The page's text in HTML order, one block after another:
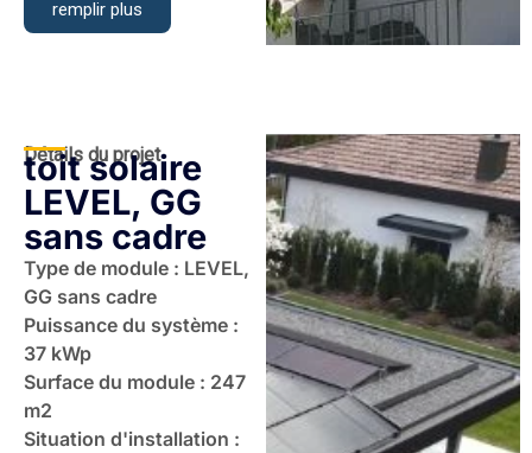
remplir plus
Détails du projet
toit solaire
LEVEL, GG
sans cadre
Type de module : LEVEL,
GG sans cadre
Puissance du système :
37 kWp
Surface du module : 247
m2
Situation d'installation :